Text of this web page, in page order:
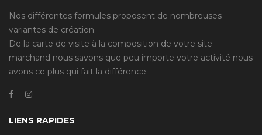
Nos différentes formules proposent de nombreuses
variantes de création.
De la carte de visite à la composition de votre site
marchand nous savons que peu importe votre activité nous
avons ce plus qui fait la différence.
LIENS RAPIDES